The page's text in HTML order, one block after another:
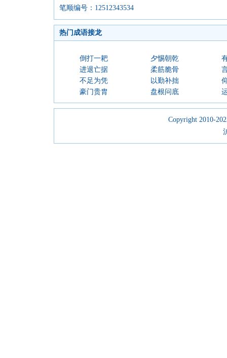
笔顺编号：12512343534
热门成语接龙
倒打一耙 夕惕朝乾
进退亡据
柔筋脆骨
不足为凭
以勤补拙
豪门贵胄
盘根问底
Copyright 2010-